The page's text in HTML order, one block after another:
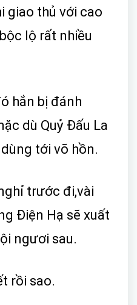
giao thủ với cao
lộ rất nhiều
hắn bị đánh
dù Quỷ Đấu La
tới võ hồn.
trước đi,vài
Điện Hạ sẽ xuất
ngươi sau.
rồi sao.